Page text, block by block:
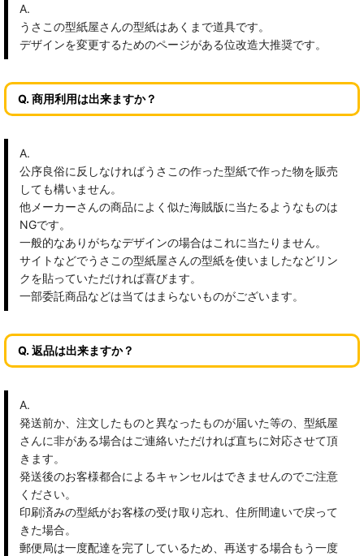
A.
うさこの型紙屋さんの型紙はあくまで道具です。
デザインを変更するためのページがある位改造大推奨です。
Q. 商用利用は出来ますか？
A.
公序良俗に反しなければうさこの作った型紙で作った物を販売
しても構いません。
他メーカーさんの商品によく似た海賊版に当たるようなものは
NGです。
一般的なありがちなデザインの場合はこれに当たりません。
サイトなどでうさこの型紙屋さんの型紙を使いましたなどリン
クを貼っていただければ喜びます。
一部委託商品などは当てはまらないものがございます。
Q. 返品は出来ますか？
A.
発送前か、注文したものと異なったものが届いた等の、型紙屋
さんに非がある場合はご連絡いただければ直ちに対応させて頂
きます。
発送後のお客様都合によるキャンセルはできませんのでご注意
ください。
印刷済みの型紙がお客様の受け取り忘れ、住所間違いで戻って
きた場合。
郵便局は一度配達を完了しているため、再送する場合もう一度